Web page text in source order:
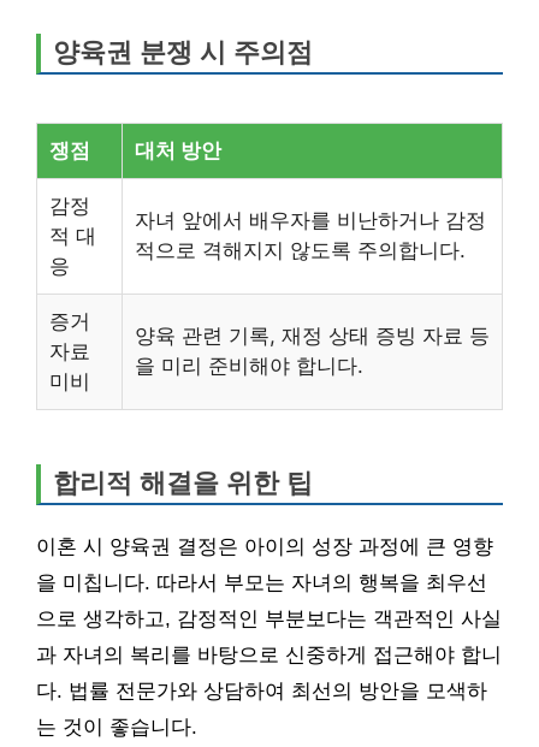
양육권 분쟁 시 주의점
쟁점 대처 방안
감정
적 대
응
자녀 앞에서 배우자를 비난하거나 감정
적으로 격해지지 않도록 주의합니다.
증거
자료
미비
양육 관련 기록, 재정 상태 증빙 자료 등
을 미리 준비해야 합니다.
합리적 해결을 위한 팁
이혼 시 양육권 결정은 아이의 성장 과정에 큰 영향
을 미칩니다. 따라서 부모는 자녀의 행복을 최우선
으로 생각하고, 감정적인 부분보다는 객관적인 사실
과 자녀의 복리를 바탕으로 신중하게 접근해야 합니
다. 법률 전문가와 상담하여 최선의 방안을 모색하
는 것이 좋습니다.